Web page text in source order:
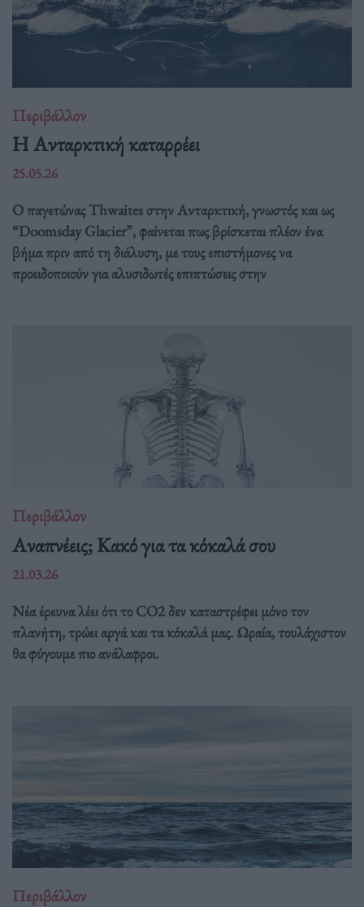
Περιβάλλον
Η Ανταρκτική καταρρέει
25.05.26
Ο παγετώνας Thwaites στην Ανταρκτική, γνωστός και ως
“Doomsday Glacier”, φαίνεται πως βρίσκεται πλέον ένα
βήμα πριν από τη διάλυση, με τους επιστήμονες να
προειδοποιούν για αλυσιδωτές επιπτώσεις στην
Περιβάλλον
Αναπνέεις; Κακό για τα κόκαλά σου
21.03.26
Νέα έρευνα λέει ότι το CO2 δεν καταστρέφει μόνο τον
πλανήτη, τρώει αργά και τα κόκαλά μας. Ωραία, τουλάχιστον
θα φύγουμε πιο ανάλαφροι.
Περιβάλλον